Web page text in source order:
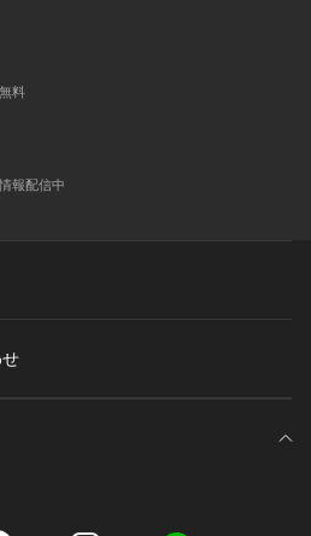
サイズが若干異なる場合がござい
料
報配信中